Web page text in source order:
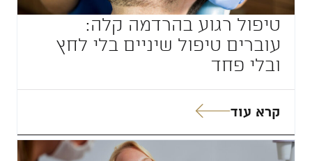
טיפול רגוע בהרדמה קלה:
עוברים טיפול שיניים בלי לחץ
ובלי פחד
קרא עוד